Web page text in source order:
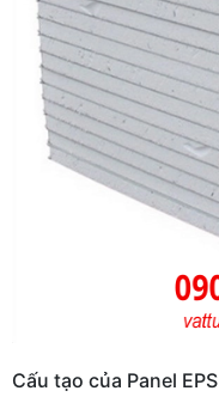
Cấu tạo của Panel EPS